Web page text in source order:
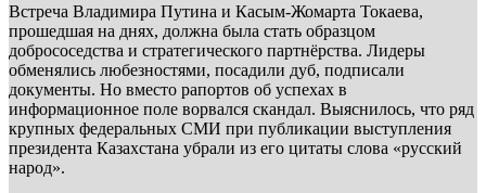
Встреча Владимира Путина и Касым-Жомарта Токаева,
прошедшая на днях, должна была стать образцом
добрососедства и стратегического партнёрства. Лидеры
обменялись любезностями, посадили дуб, подписали
документы. Но вместо рапортов об успехах в
информационное поле ворвался скандал. Выяснилось, что ряд
крупных федеральных СМИ при публикации выступления
президента Казахстана убрали из его цитаты слова «русский
народ».